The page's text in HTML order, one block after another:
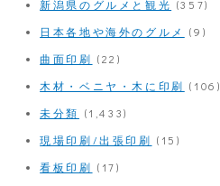
新潟県のグルメと観光 (357)
日本各地や海外のグルメ
(9)
曲面印刷 (22)
木材・ベニヤ・木に印刷 (106)
未分類 (1,433)
現場印刷/出張印刷 (15)
看板印刷 (17)